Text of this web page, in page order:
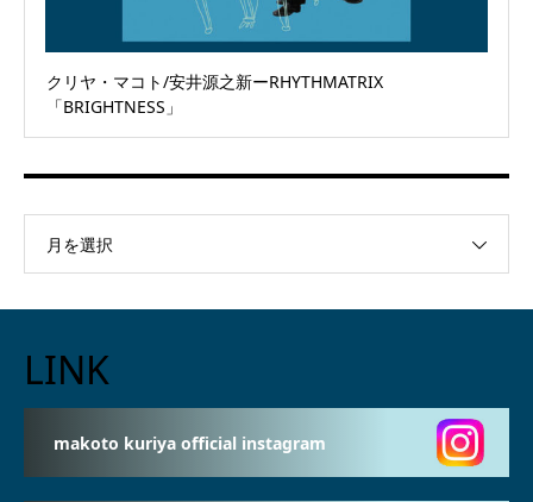
クリヤ・マコト/安井源之新ーRHYTHMATRIX
「BRIGHTNESS」
月を選択
LINK
makoto kuriya official instagram